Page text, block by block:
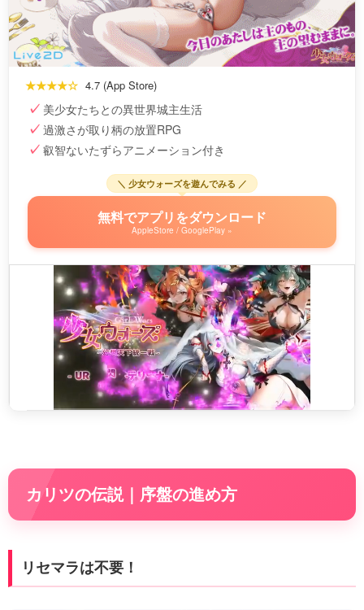
★★★★☆ 4.7 (App Store)
美少女たちとの異世界城主生活
過激さが取り柄の放置RPG
叡智ないたずらアニメーション付き
＼ 少女ウォーズを遊んでみる ／
無料でアプリをダウンロード
AppleStore / GooglePlay »
カリツの伝説｜序盤の進め方
リセマラは不要！